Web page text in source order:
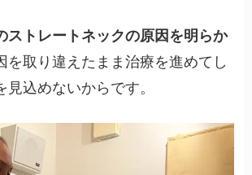
ストレートネックの原因を明らか
を取り違えたまま治療を進めてし
見込めないからです。